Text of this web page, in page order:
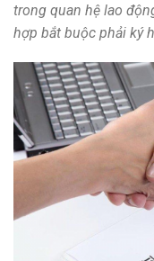
trong quan hệ lao
hợp bắt buộc phải ký